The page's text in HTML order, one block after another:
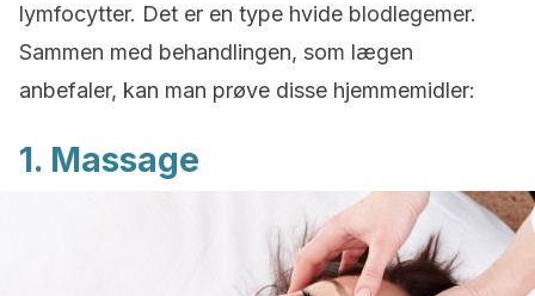
lymfocytter. Det er en type hvide blodlegemer.
Sammen med behandlingen, som lægen
anbefaler, kan man prøve disse hjemmemidler:
1. Massage